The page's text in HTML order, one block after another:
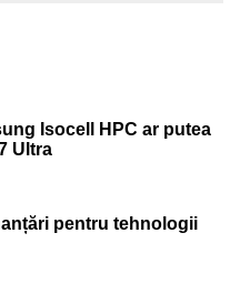
Isocell HPC ar putea
Ultra
pentru tehnologii